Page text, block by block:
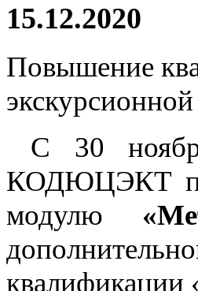
15.12.2020
Повышение
С 30
КОДЮЦЭКТ
модулю
квалификации